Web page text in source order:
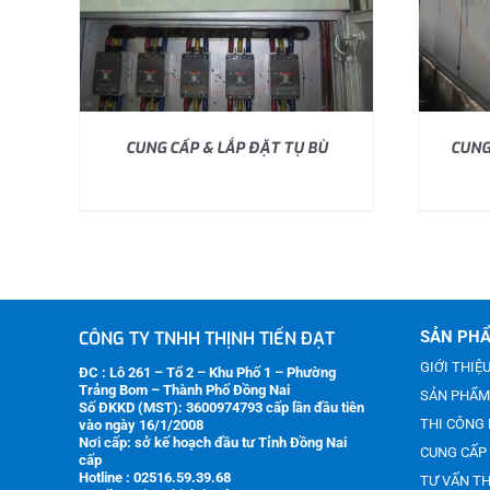
CUNG CẤP & LẮP ĐẶT TỤ BÙ
CÔNG TY TNHH THỊNH TIẾN ĐẠT
ĐC : Lô 261 – Tổ 2 – Khu Phố 1 – Phường
Trảng Bom – Thành Phố Đồng Nai
Số ĐKKD (MST): 3600974793 cấp lần đầu tiên
vào ngày 16/1/2008
Nơi cấp: sở kế hoạch đầu tư Tỉnh Đồng Nai
cấp
Hotline : 02516.59.39.68
SẢN
GIỚI THIỆU
SẢN
THI CÔNG
CUNG
TƯ VẤN